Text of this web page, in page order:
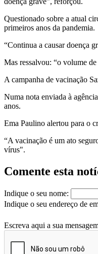
Questionado sobre a atual
primeiros anos da pandemia.
“Continua a causar doença
Mas ressalvou: “o volume
A campanha de vacinação
Numa nota enviada à
anos.
Ema Paulino alertou para o
“A vacinação é um ato
vírus".
Comente esta
Indique o seu nome:
Indique o seu endereço de
Escreva aqui a sua